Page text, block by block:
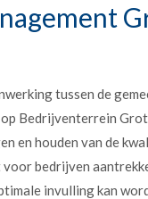
tussen de
Bedrijventerrein
en houden van de
voor bedrijven
invulling kan